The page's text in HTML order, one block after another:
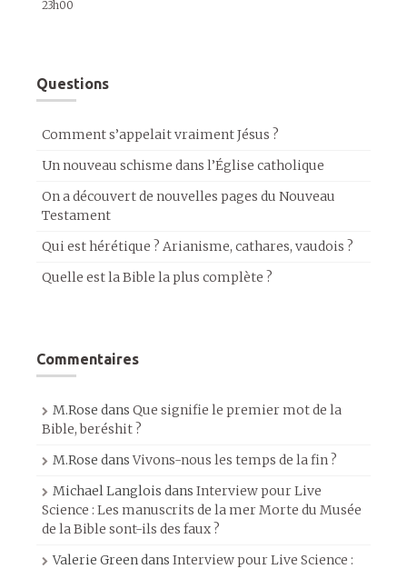
23h00
Questions
Comment s’appelait vraiment Jésus ?
Un nouveau schisme dans l’Église catholique
On a découvert de nouvelles pages du Nouveau
Testament
Qui est hérétique ? Arianisme, cathares, vaudois ?
Quelle est la Bible la plus complète ?
Commentaires
M.Rose dans Que signifie le premier mot de la
Bible, beréshit ?
M.Rose dansVivons-nous les temps de la fin ?
Michael Langlois dans Interview pour Live
Science : Les manuscrits de la mer Morte du Musée
de la Bible sont-ils des faux ?
Valerie Greendans Interview pour Live Science :